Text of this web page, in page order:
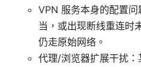
VPN 服务本身的配置
当，或出现断线重连时
仍走原始网络。
代理/浏览器扩展干扰